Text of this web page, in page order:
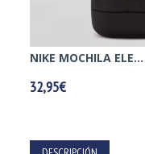
NIKE MOCHILA ELE...
32,95€